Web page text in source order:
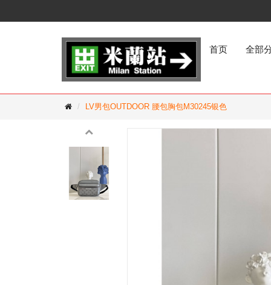
首页 全部
LV男包OUTDOOR 腰包胸包M30245银色